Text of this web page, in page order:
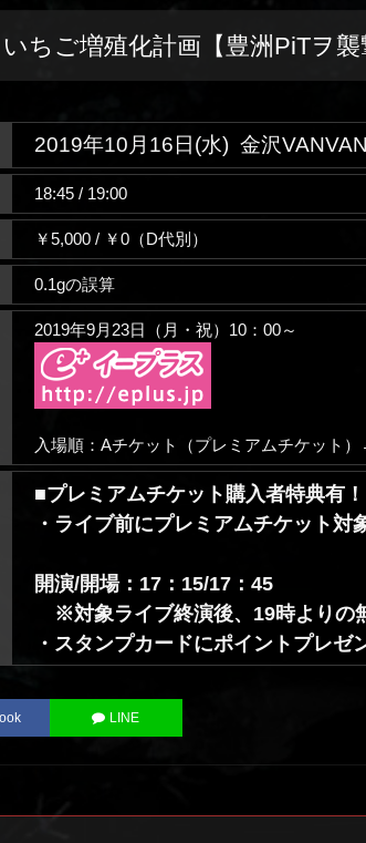
ちご増殖化計画【豊洲PiTヲ襲
2019年10月16日(水) 金沢VANVAN
18:45 / 19:00
￥5,000 / ￥0（D代別）
0.1gの誤算
2019年9月23日（月・祝）10：00～
入場順：Aチケット（プレミアムチケット
■プレミアムチケット購入者特典有！
・ライブ前にプレミアムチケット対
開演/開場：17：15/17：45
※対象ライブ終演後、19時よりの
・スタンプカードにポイントプレゼ
LINE